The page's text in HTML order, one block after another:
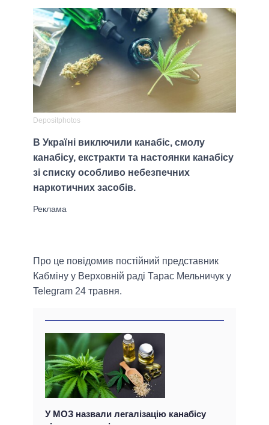
Depositphotos
В Україні виключили канабіс, смолу
канабісу, екстракти та настоянки канабісу
зі списку особливо небезпечних
наркотичних засобів.
Про це повідомив постійний представник
Кабміну у Верховній раді Тарас Мельничук у
Telegram 24 травня.
У МОЗ назвали легалізацію канабісу